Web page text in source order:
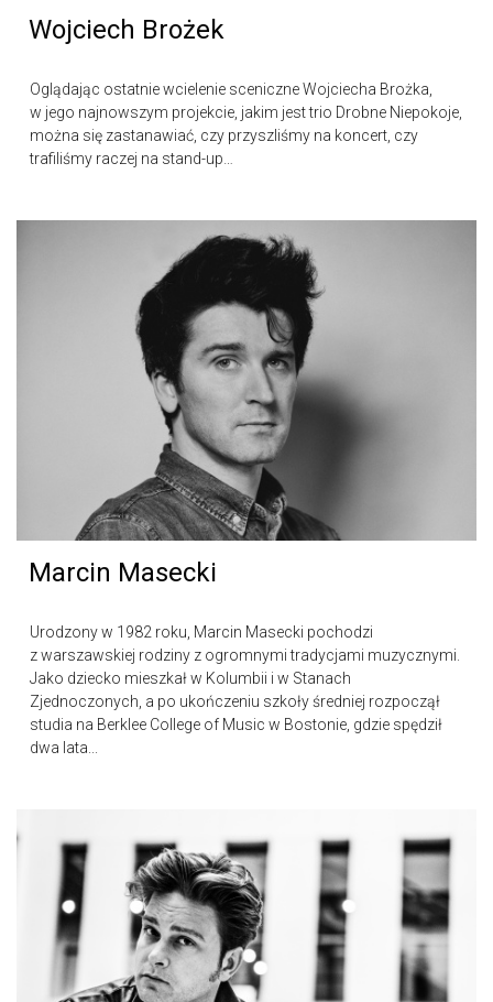
Wojciech Brożek
Oglądając ostatnie wcielenie sceniczne Wojciecha Brożka,
w jego najnowszym projekcie, jakim jest trio Drobne Niepokoje,
można się zastanawiać, czy przyszliśmy na koncert, czy
trafiliśmy raczej na stand-up…
Marcin Masecki
Urodzony w 1982 roku, Marcin Masecki pochodzi
z warszawskiej rodziny z ogromnymi tradycjami muzycznymi.
Jako dziecko mieszkał w Kolumbii i w Stanach
Zjednoczonych, a po ukończeniu szkoły średniej rozpoczął
studia na Berklee College of Music w Bostonie, gdzie spędził
dwa lata...